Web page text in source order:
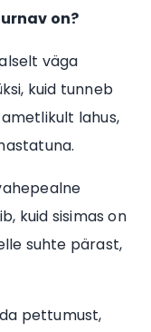
on?
väga
kuid tunneb
lahus,
kuid sisimas on
suhte pärast,
pettumust,